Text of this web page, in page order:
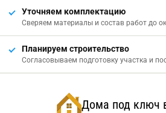
Уточняем комплектацию
Сверяем материалы и состав работ до
Планируем строительство
Согласовываем подготовку участка и
Дома под ключ